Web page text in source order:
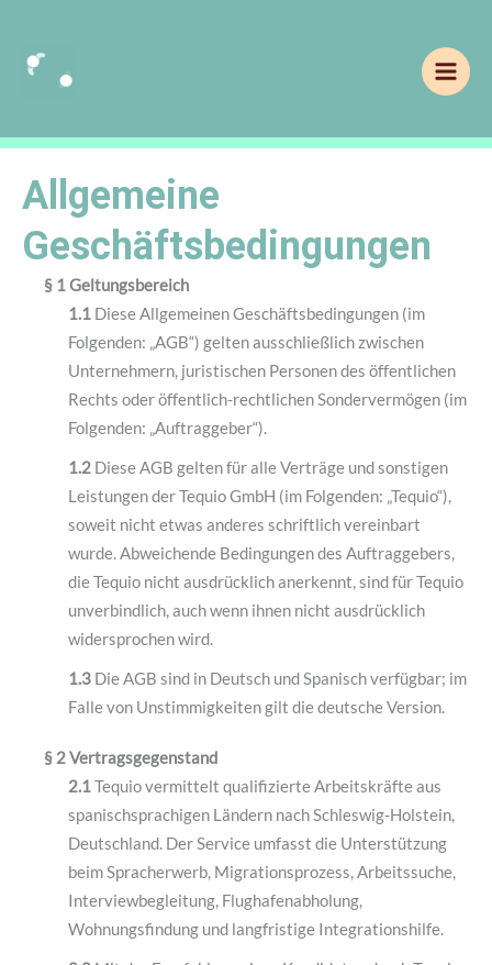
springen
Allgemeine
Geschäftsbedingungen
§ 1 Geltungsbereich
1.1Diese Allgemeinen Geschäftsbedingungen (im
Folgenden: „AGB“) gelten ausschließlich zwischen
Unternehmern, juristischen Personen des öffentlichen
Rechts oder öffentlich-rechtlichen Sondervermögen (im
Folgenden: „Auftraggeber“).
1.2Diese AGB gelten für alle Verträge und sonstigen
Leistungen der Tequio GmbH (im Folgenden: „Tequio“),
soweit nicht etwas anderes schriftlich vereinbart
wurde. Abweichende Bedingungen des Auftraggebers,
die Tequio nicht ausdrücklich anerkennt, sind für Tequio
unverbindlich, auch wenn ihnen nicht ausdrücklich
widersprochen wird.
1.3Die AGB sind in Deutsch und Spanisch verfügbar; im
Falle von Unstimmigkeiten gilt die deutsche Version.
§ 2 Vertragsgegenstand
2.1Tequio vermittelt qualifizierte Arbeitskräfte aus
spanischsprachigen Ländern nach Schleswig-Holstein,
Deutschland. Der Service umfasst die Unterstützung
beim Spracherwerb, Migrationsprozess, Arbeitssuche,
Interviewbegleitung, Flughafenabholung,
Wohnungsfindung und langfristige Integrationshilfe.